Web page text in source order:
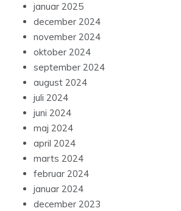
januar 2025
december 2024
november 2024
oktober 2024
september 2024
august 2024
juli 2024
juni 2024
maj 2024
april 2024
marts 2024
februar 2024
januar 2024
december 2023